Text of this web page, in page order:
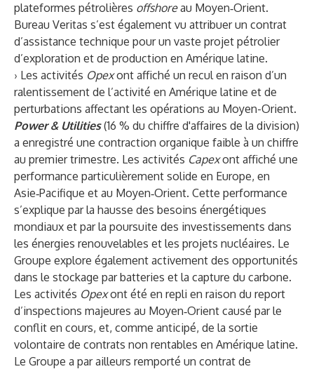
plateformes pétrolières offshoreau Moyen‑Orient.
Bureau Veritas s’est également vu attribuer un contrat
d’assistance technique pour un vaste projet pétrolier
d’exploration et de production en Amérique latine.
› Les activités Opexont affiché un recul en raison d’un
ralentissement de l’activité en Amérique latine et de
perturbations affectant les opérations au Moyen-Orient.
Power & Utilities(16 % du chiffre d'affaires de la division)
a enregistré une contraction organique faible à un chiffre
au premier trimestre. Les activités Capexont affiché une
performance particulièrement solide en Europe, en
Asie‑Pacifique et au Moyen‑Orient. Cette performance
s’explique par la hausse des besoins énergétiques
mondiaux et par la poursuite des investissements dans
les énergies renouvelables et les projets nucléaires. Le
Groupe explore également activement des opportunités
dans le stockage par batteries et la capture du carbone.
Les activités Opexont été en repli en raison du report
d’inspections majeures au Moyen‑Orient causé par le
conflit en cours, et, comme anticipé, de la sortie
volontaire de contrats non rentables en Amérique latine.
Le Groupe a par ailleurs remporté un contrat de